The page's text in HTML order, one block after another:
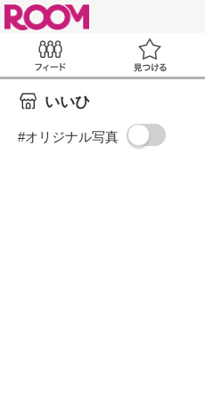
いいひ
#オリジナル写真